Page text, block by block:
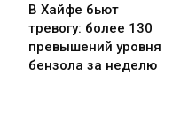
В Хайфе бьют
тревогу: более 130
превышений уровня
бензола за неделю